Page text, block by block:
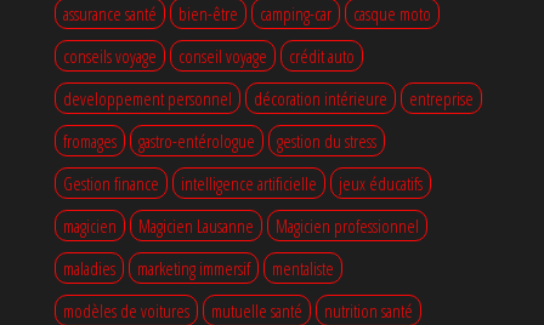
assurance santé
bien-être camping-car
casque moto
conseils voyage
conseil voyage
crédit auto
developpement personnel
décoration intérieure
entreprise
fromages
gastro-entérologue
gestion du stress
Gestion finance
intelligence artificielle
jeux éducatifs
magicien
Magicien Lausanne
Magicien professionnel
maladies
marketing immersif
mentaliste
modèles de voitures
mutuelle santé
nutrition santé